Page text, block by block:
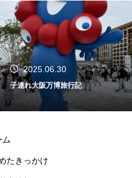
2025.06.30
子連れ大阪万博旅行記
ム
たきっかけ